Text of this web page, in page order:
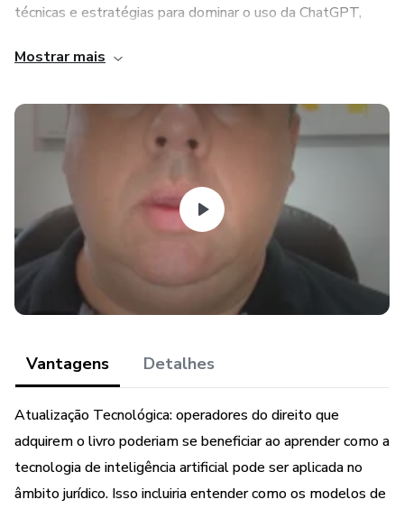
técnicas e estratégias para dominar o uso da ChatGPT,
avançadas do mundo, especificamente adaptada para o
práticos, você vai aprender a:
Elaborar Comandos Precisos: Aprenda a formulação de
prompts que levam a respostas claras e objetivas,
economizando horas de pesquisa.
Interpretar Resultados: Desenvolva habilidades para
analisar criticamente as informações obtidas, assegurando
que as respostas sejam aplicáveis ao contexto jurídico
brasileiro.
Aplicar a IA no Direito: Entenda como a ChatGPT pode ser
usada para elaboração de peças processuais, pesquisa de
jurisprudência, e síntese de doutrinas.
Garantir a Conformidade Ética: Navegue pelas questões
éticas do uso de IA na prática jurídica, garantindo a
integridade profissional.
Mostrar mais
Vantagens Detalhes
Atualização Tecnológica: operadores do direito que
adquirem o livro poderiam se beneficiar ao aprender como a
tecnologia de inteligência artificial pode ser aplicada no
âmbito jurídico. Isso incluiria entender como os modelos de